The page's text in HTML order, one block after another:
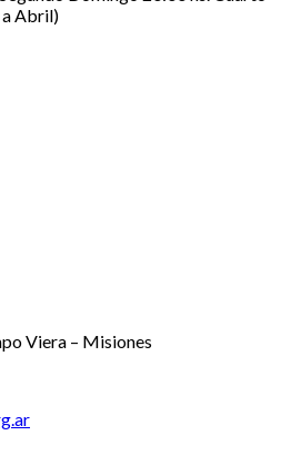
Abril)
Viera – Misiones